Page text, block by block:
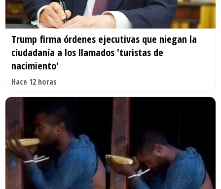
Trump firma órdenes ejecutivas que niegan la
ciudadanía a los llamados 'turistas de
nacimiento'
Hace 12 horas